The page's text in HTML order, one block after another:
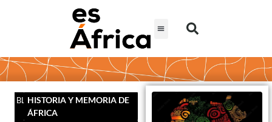
BLOGHISTORIA Y MEMORIA DE
ÁFRICA